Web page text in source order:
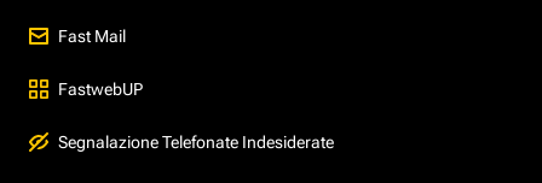
Fast Mail
FastwebUP
Segnalazione Telefonate Indesiderate